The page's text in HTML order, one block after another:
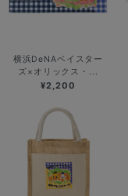
横浜DeNAベイスター
ズ×オリックス・...
¥2,200